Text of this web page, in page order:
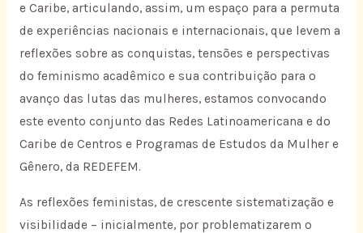
e Caribe, articulando, assim, um espaço para a permuta
de experiências nacionais e internacionais, que levem a
reflexões sobre as conquistas, tensões e perspectivas
do feminismo acadêmico e sua contribuição para o
avanço das lutas das mulheres, estamos convocando
este evento conjunto das Redes Latinoamericana e do
Caribe de Centros e Programas de Estudos da Mulher e
Gênero, da REDEFEM.
As reflexões feministas, de crescente sistematização e
visibilidade – inicialmente, por problematizarem o